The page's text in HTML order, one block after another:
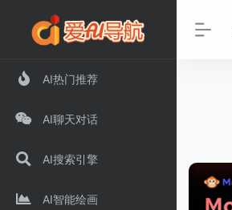
AI热门推荐
AI聊天对话
AI搜索引擎
AI智能绘画